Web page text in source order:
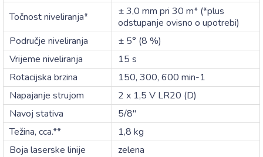
Točnost niveliranja*
± 3,0 mm pri 30 m* (*plus
odstupanje ovisno o upotrebi)
Područje niveliranja
± 5° (8 %)
Vrijeme niveliranja
15 s
Rotacijska brzina
150, 300, 600 min-1
Napajanje strujom
2 x 1,5 V LR20 (D)
Navoj stativa
5/8"
Težina, cca.**
1,8 kg
Boja laserske linije
zelena